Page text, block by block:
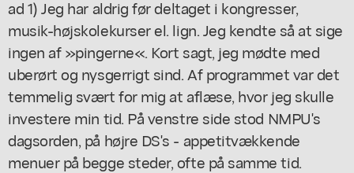
ad 1) Jeg har aldrig før deltaget i kongresser,
musik-højskolekurser el. lign. Jeg kendte så at sige
ingen af »pingerne«. Kort sagt, jeg mødte med
uberørt og nysgerrigt sind. Af programmet var det
temmelig svært for mig at aflæse, hvor jeg skulle
investere min tid. På venstre side stod NMPU's
dagsorden, på højre DS's - appetitvækkende
menuer på begge steder, ofte på samme tid.